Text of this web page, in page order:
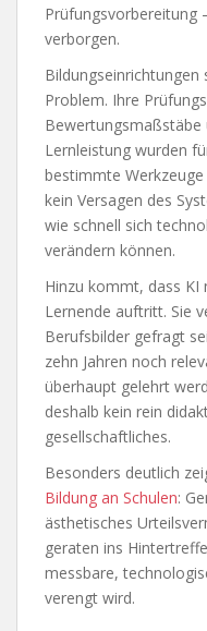
Prüfungsvorbereitung
verborgen.
Problem. Ihre
Bewertungsmaßstäbe
Lernleistung wurden
bestimmte
kein Versagen des
wie schnell sich
verändern können.
Hinzu kommt, dass
Lernende auftritt. Sie
Berufsbilder gefragt
zehn Jahren noch
überhaupt gelehrt
deshalb kein rein
gesellschaftliches.
Besonders deutlich
Bildung an Schulen:
ästhetisches
geraten ins
messbare,
verengt wird.